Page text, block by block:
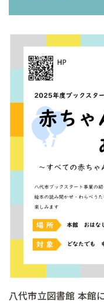
八代市立図書館 本館に